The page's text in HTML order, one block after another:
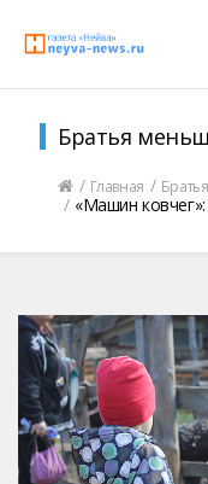
Братья
Главная
«Машин